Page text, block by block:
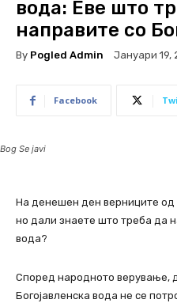
вода: Еве што
направите со
By Pogled Admin Јануари 19,
Facebook
Bog Se javi
На денешен ден верниците од
но дали знаете што треба да
вода?
Според народното верување,
Богојавленска вода не се